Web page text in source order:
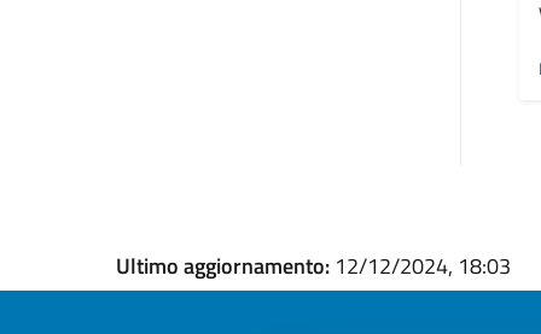
Ultimo aggiornamento: 12/12/2024, 18:03